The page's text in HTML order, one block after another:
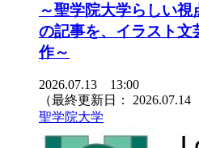
～聖学院大学らしい
の記事を、イラスト文
作～
2026.07.13 13:00
（最終更新日：
聖学院大学